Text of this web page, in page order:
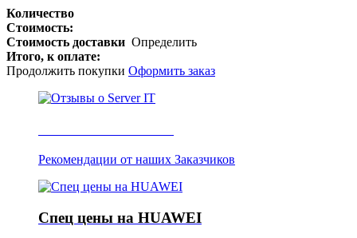
Количество
Стоимость:
Стоимость доставки Определить
Итого, к оплате:
Продолжить покупки Оформить заказ
Рекомендации от наших Заказчиков
Спец цены на HUAWEI